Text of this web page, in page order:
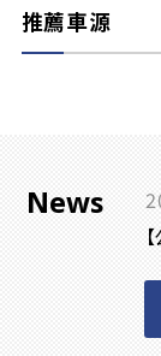
推薦車源
News